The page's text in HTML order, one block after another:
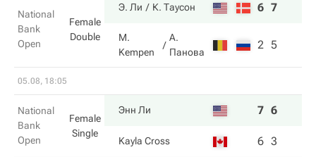
National
Bank
Open
Female
Double
Э. Ли К. Таусон 6 7
M.
Kempen
А.
Панова
2 5
05.08, 18:05
National
Bank
Open
Female
Single
Энн Ли 7 6
Kayla Cross 6 3